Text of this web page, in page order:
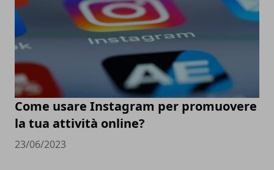
Come usare Instagram per promuovere
la tua attività online?
23/06/2023